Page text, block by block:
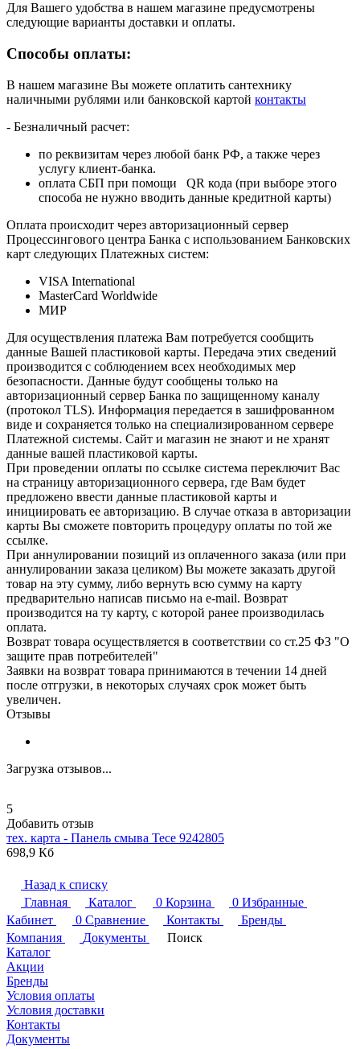
Для Вашего удобства в нашем магазине предусмотрены
следующие варианты доставки и оплаты.
Способы оплаты:
В нашем магазине Вы можете оплатить сантехнику
наличными рублями или банковской картой контакты
- Безналичный расчет:
по реквизитам через любой банк РФ, а также через
услугу клиент-банка.
оплата СБП при помощи QR кода (при выборе этого
способа не нужно вводить данные кредитной карты)
Оплата происходит через авторизационный сервер
Процессингового центра Банка с использованием Банковских
карт следующих Платежных систем:
VISA International
MasterCard Worldwide
МИР
Для осуществления платежа Вам потребуется сообщить
данные Вашей пластиковой карты. Передача этих сведений
производится с соблюдением всех необходимых мер
безопасности. Данные будут сообщены только на
авторизационный сервер Банка по защищенному каналу
(протокол TLS). Информация передается в зашифрованном
виде и сохраняется только на специализированном сервере
Платежной системы. Сайт и магазин не знают и не хранят
данные вашей пластиковой карты.
При проведении оплаты по ссылке система переключит Вас
на страницу авторизационного сервера, где Вам будет
предложено ввести данные пластиковой карты и
инициировать ее авторизацию. В случае отказа в авторизации
карты Вы сможете повторить процедуру оплаты по той же
ссылке.
При аннулировании позиций из оплаченного заказа (или при
аннулировании заказа целиком) Вы можете заказать другой
товар на эту сумму, либо вернуть всю сумму на карту
предварительно написав письмо на e-mail. Возврат
производится на ту карту, с которой ранее производилась
оплата.
Возврат товара осуществляется в соответствии со ст.25 ФЗ "О
защите прав потребителей"
Заявки на возврат товара принимаются в течении 14 дней
после отгрузки, в некоторых случаях срок может быть
увеличен.
Отзывы
Загрузка отзывов...
5
Добавить отзыв
тех. карта - Панель смыва Tece 9242805
698,9 Кб
Назад к списку
Главная
Каталог 0 Корзина 0 Избранные
Кабинет
0 Сравнение Контакты
Бренды
Компания
Документы
Поиск
Каталог
Акции
Бренды
Условия оплаты
Условия доставки
Контакты
Документы